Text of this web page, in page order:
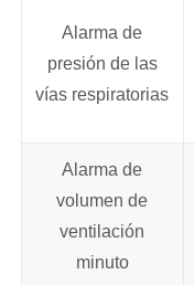
Alarma de
presión de las
vías respiratorias
Alarma de
volumen de
ventilación
minuto